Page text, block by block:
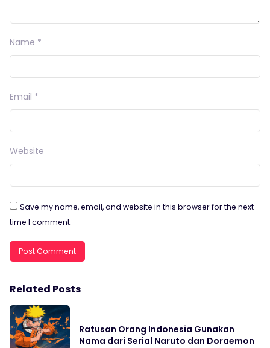
Name *
Email *
Website
Save my name, email, and website in this browser for the next
time I comment.
Related Posts
Ratusan Orang Indonesia Gunakan
Nama dari Serial Naruto dan Doraemon